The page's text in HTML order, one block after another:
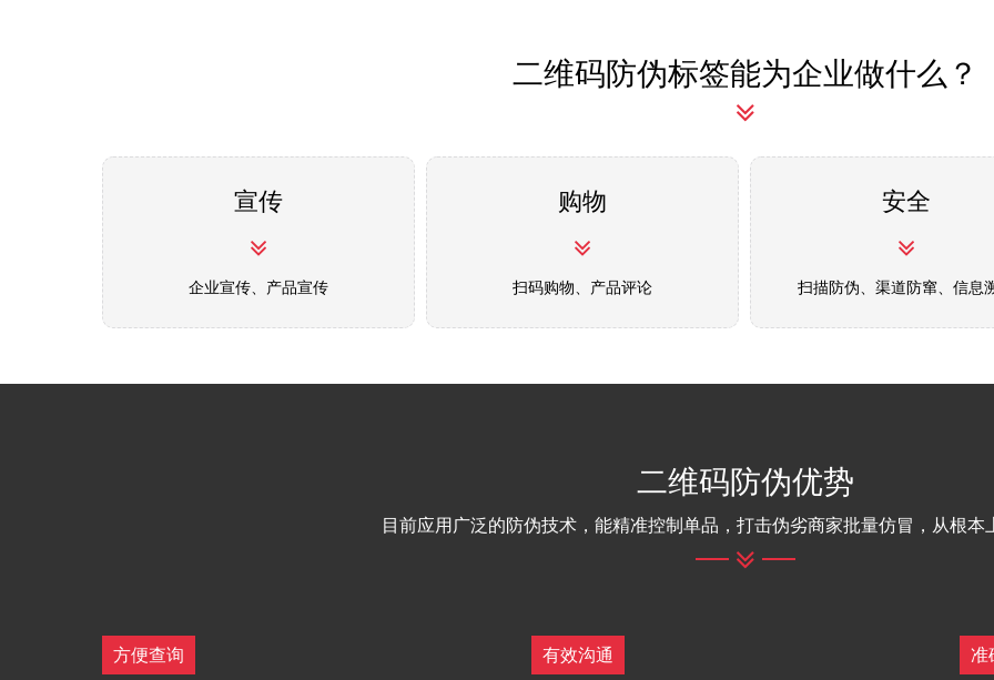
二维码防伪标签能为企业做什么？
宣传
企业宣传、产品宣传
购物
扫码购物、产品评论
安全
扫描防伪、渠道防窜、信息
二维码防伪优势
目前应用广泛的防伪技术，能精准控制单品，打击伪劣商家批量仿冒，从根本
方便查询 有效沟通 准